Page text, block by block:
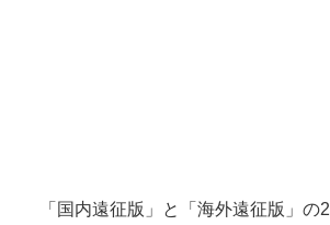
「国内遠征版」と「海外遠征版」の2